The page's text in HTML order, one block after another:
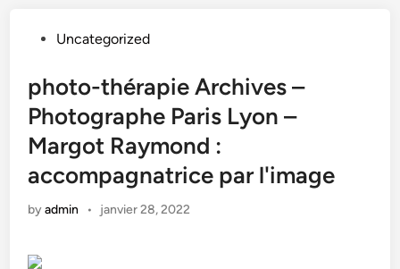
PostedUncategorized
photo-thérapie Archives –
Photographe Paris Lyon –
Margot Raymond :
accompagnatrice par l'image
byadmin • janvier 28, 2022